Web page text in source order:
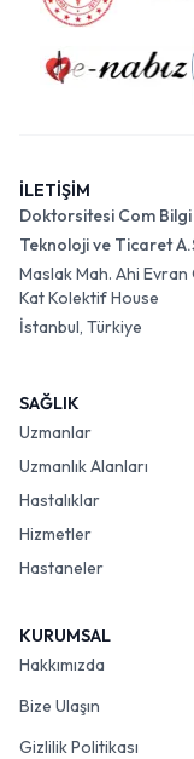
İLETİŞİM
Doktorsitesi Com
Teknoloji ve Ticaret
Maslak Mah. Ahi Evran
Kat Kolektif House
İstanbul, Türkiye
SAĞLIK
Uzmanlar
Uzmanlık Alanları
Hastalıklar
Hizmetler
Hastaneler
KURUMSAL
Hakkımızda
Bize Ulaşın
Gizlilik Politikası